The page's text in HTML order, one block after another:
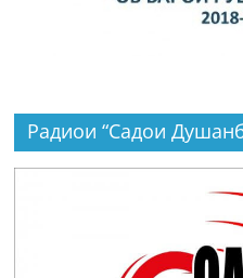
Радиои “Садои